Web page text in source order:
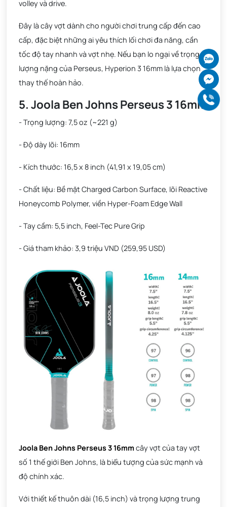
volley và drive.
Đây là cây vợt dành cho người chơi trung cấp đến cao
cấp, đặc biệt những ai yêu thích lối chơi đa năng, cần
tốc độ tay nhanh và vợt nhẹ. Nếu bạn lo ngại về trọng
lượng nặng của Perseus, Hyperion 3 16mm là lựa chọn
thay thế hoàn hảo.
5. Joola Ben Johns Perseus 3 16mm
- Trọng lượng: 7,5 oz (~221 g)
- Độ dày lõi: 16mm
- Kích thước: 16,5 x 8 inch (41,91 x 19,05 cm)
- Chất liệu: Bề mặt Charged Carbon Surface, lõi Reactive
Honeycomb Polymer, viền Hyper-Foam Edge Wall
- Tay cầm: 5,5 inch, Feel-Tec Pure Grip
- Giá tham khảo: 3,9 triệu VND (259,95 USD)
Joola Ben Johns Perseus 3 16mm cây vợt của tay vợt
số 1 thế giới Ben Johns, là biểu tượng của sức mạnh và
độ chính xác.
Với thiết kế thuôn dài (16,5 inch) và trọng lượng trung